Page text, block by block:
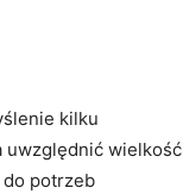
kilku
uwzględnić wielkość
potrzeb